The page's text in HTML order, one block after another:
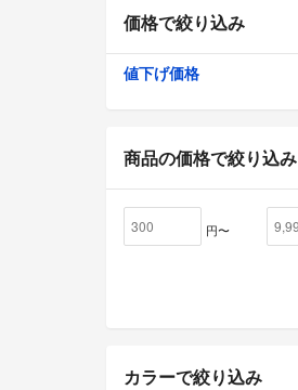
価格で絞り込み
値下げ価格
商品の価格で絞り込み
円〜
カラーで絞り込み